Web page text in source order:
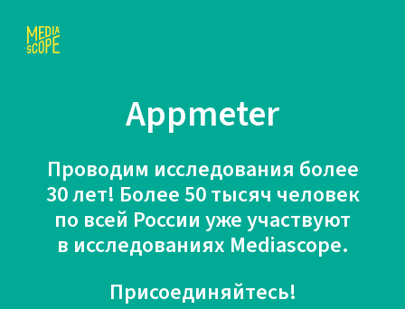
Appmeter
Проводим исследования более
30 лет! Более 50 тысяч человек
по всей России уже участвуют
в исследованиях Mediascope.
Присоединяйтесь!